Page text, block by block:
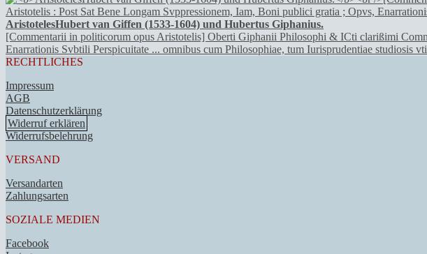
AristotelesHubert van Giffen (1533-1604) und Hubertus Giphanius.
[Commentarii in politicorum opus Aristotelis] Oberti Giphanii Philosophi & ICti clarißimi
Enarrationis Svbtili Perspicuitate ... omnibus cum Philosophiae, tum Iurisprudentiae studiosis
RECHTLICHES
Impressum
AGB
Datenschutzerklärung
Widerruf erklären
Widerrufsbelehrung
VERSAND
Versandarten
Zahlungsarten
SOZIALE MEDIEN
Facebook